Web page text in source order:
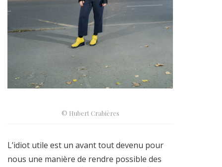
© Hubert Crabières
L’idiot utile est un avant tout devenu pour
nous une manière de rendre possible des